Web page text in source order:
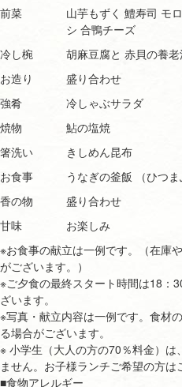
前菜
山芋もずく 鱧寿司 モ
シ 合鴨チーズ
冷し椀
胡麻豆腐と 赤貝の養老
お造り
盛り合わせ
強肴
冷しゃぶサラダ
焼物
鮎の塩焼
箸洗い
きしめん昆布
お食事
うなぎの釜飯 （ひつま
香の物
盛り合わせ
甘味
お楽しみ
※お食事の献立は一例です。（在庫
がございます。）
※ご夕食の最終スタート時間は18：
ざいます。
※写真・献立内容は一例です。食材
る場合がございます。
※ 小学生（大人の方の70％料金）は
ません。お子様ランチご希望の方は
■食物アレルギー